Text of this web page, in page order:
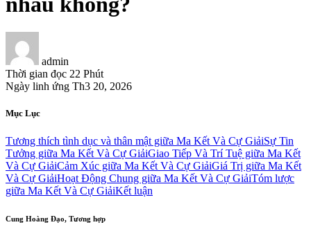
admin
Thời gian đọc 22 Phút
Ngày linh ứng Th3 20, 2026
Mục Lục
Tương thích tình dục và thân mật giữa Ma Kết Và Cự GiảiSự Tin
Tưởng giữa Ma Kết Và Cự GiảiGiao Tiếp Và Trí Tuệ giữa Ma Kết
Và Cự GiảiCảm Xúc giữa Ma Kết Và Cự GiảiGiá Trị giữa Ma Kết
Và Cự GiảiHoạt Động Chung giữa Ma Kết Và Cự GiảiTóm lược
giữa Ma Kết Và Cự GiảiKết luận
Cung Hoàng Đạo, Tương hợp